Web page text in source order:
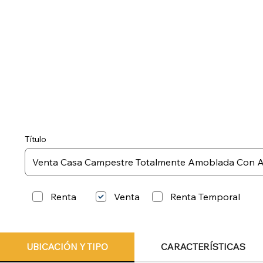
Título
Renta Venta Renta Temporal
UBICACIÓN Y TIPO CARACTERÍSTICAS